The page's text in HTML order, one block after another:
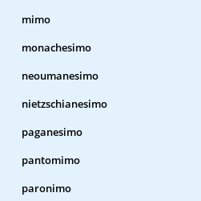
mimo
monachesimo
neoumanesimo
nietzschianesimo
paganesimo
pantomimo
paronimo